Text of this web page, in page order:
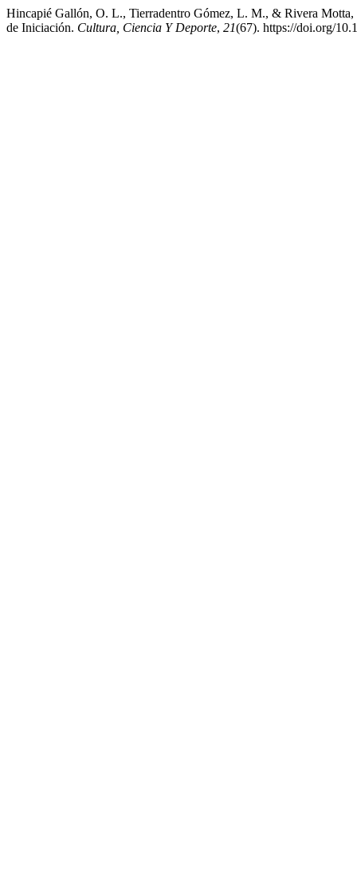
Hincapié Gallón, O. L., Tierradentro Gómez, L. M., & Rivera
de Iniciación. Cultura, Ciencia Y Deporte, 21(67). https://doi.org/